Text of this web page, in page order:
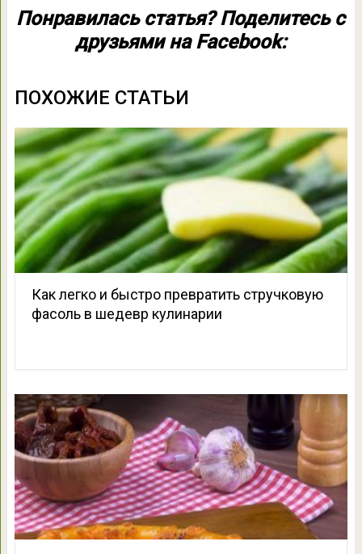
Понравилась статья? Поделитесь с
друзьями на Facebook:
ПОХОЖИЕ СТАТЬИ
Как легко и быстро превратить стручковую
фасоль в шедевр кулинарии